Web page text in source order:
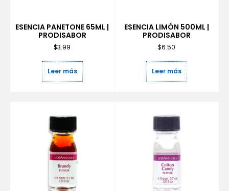
ESENCIA PANETONE 65ML |
PRODISABOR
$3.99
Leer más
ESENCIA LIMÓN 500ML |
PRODISABOR
$6.50
Leer más